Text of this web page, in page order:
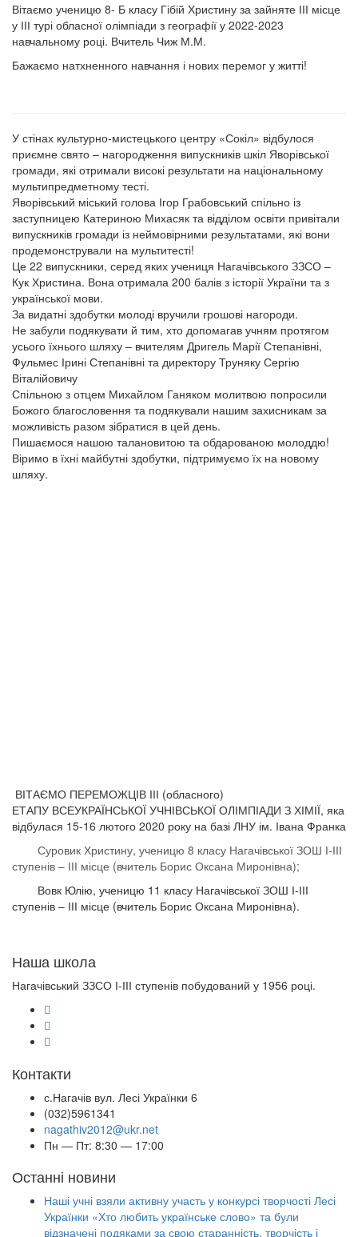
Вітаємо ученицю 8- Б класу Гібій Христину за зайняте ІІІ місце
у ІІІ турі обласної олімпіади з географії у 2022-2023
навчальному році. Вчитель Чиж М.М.
Бажаємо натхненного навчання і нових перемог у житті!
У стінах культурно-мистецького центру «Сокіл» відбулося
приємне свято – нагородження випускників шкіл Яворівської
громади, які отримали високі результати на національному
мультипредметному тесті.
Яворівський міський голова Ігор Грабовський спільно із
заступницею Катериною Михасяк та відділом освіти привітали
випускників громади із неймовірними результатами, які вони
продемонстрували на мультитесті!
Це 22 випускники, серед яких учениця Нагачівського ЗЗСО –
Кук Христина. Вона отримала 200 балів з історії України та з
української мови.
За видатні здобутки молоді вручили грошові нагороди.
Не забули подякувати й тим, хто допомагав учням протягом
усього їхнього шляху – вчителям Дригель Марії Степанівні,
Фульмес Ірині Степанівні та директору Труняку Сергію
Віталійовичу
Спільною з отцем Михайлом Ганяком молитвою попросили
Божого благословення та подякували нашим захисникам за
можливість разом зібратися в цей день.
Пишаємося нашою талановитою та обдарованою молоддю!
Віримо в їхні майбутні здобутки, підтримуємо їх на новому
шляху.
ВІТАЄМО ПЕРЕМОЖЦІВ ІІІ (обласного)
ЕТАПУ ВСЕУКРАЇНСЬКОЇ УЧНІВСЬКОЇ ОЛІМПІАДИ З ХІМІЇ, яка
відбулася 15-16 лютого 2020 року на базі ЛНУ ім. Івана Франка
Суровик Христину, ученицю 8 класу Нагачівської ЗОШ І-ІІІ
ступенів – ІІІ місце (вчитель Борис Оксана Миронівна);
Вовк Юлію, ученицю 11 класу Нагачівської ЗОШ І-ІІІ
ступенів – ІІІ місце (вчитель Борис Оксана Миронівна).
Наша школа
Нагачівський ЗЗСО І-ІІІ ступенів побудований у 1956 році.
Контакти
с.Нагачів вул. Лесі Українки 6
(032)5961341
nagathiv2012@ukr.net
Пн — Пт: 8:30 — 17:00
Останні новини
Наші учні взяли активну участь у конкурсі творчості Лесі
Українки «Хто любить українське слово» та були
відзначені подяками за свою старанність, творчість і